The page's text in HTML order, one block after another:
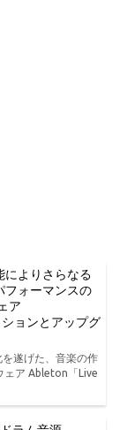
によりさらなる
フォーマンスの
ア
ョンとアップグ
遂げた、音楽の作
ェア Ableton「Live